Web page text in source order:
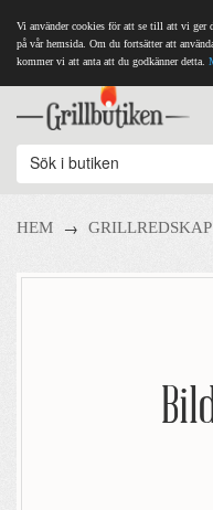
Vi använder cookies för att se till att vi ger
på vår hemsida. Om du fortsätter att
kommer vi att anta att du godkänner detta.
HEM → GRILLREDSKAP